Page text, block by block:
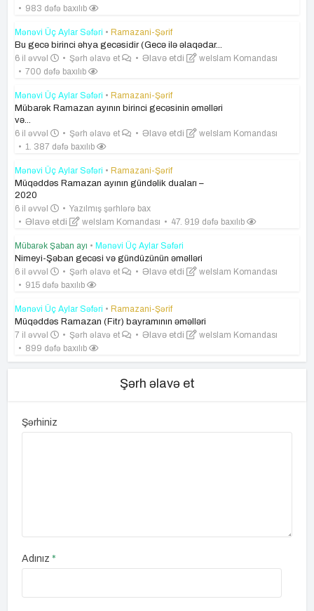
983 dəfə baxılıb
Mənəvi Üç Aylar Səfəri • Ramazani-Şərif
Bu gecə birinci əhya gecəsidir (Gecə ilə əlaqədar...
6 il əvvəl
Şərh əlavə et Əlavə etdi
weIslam Komandası
700 dəfə baxılıb
Mənəvi Üç Aylar Səfəri • Ramazani-Şərif
Mübarək Ramazan ayının birinci gecəsinin əməlləri
və...
6 il əvvəl
Şərh əlavə et Əlavə etdi
weIslam Komandası
1. 387 dəfə baxılıb
Mənəvi Üç Aylar Səfəri • Ramazani-Şərif
Müqəddəs Ramazan ayının gündəlik duaları –
2020
6 il əvvəl
Yazılmış şərhlərə bax
Əlavə etdi
weIslam Komandası 47. 919 dəfə baxılıb
Mübarək Şaban ayı • Mənəvi Üç Aylar Səfəri
Nimeyi-Şəban gecəsi və gündüzünün əməlləri
6 il əvvəl
Şərh əlavə et Əlavə etdi
weIslam Komandası
915 dəfə baxılıb
Mənəvi Üç Aylar Səfəri • Ramazani-Şərif
Müqəddəs Ramazan (Fitr) bayramının əməlləri
7 il əvvəl
Şərh əlavə et Əlavə etdi
weIslam Komandası
899 dəfə baxılıb
Şərh əlavə et
Şərhiniz
Adınız*